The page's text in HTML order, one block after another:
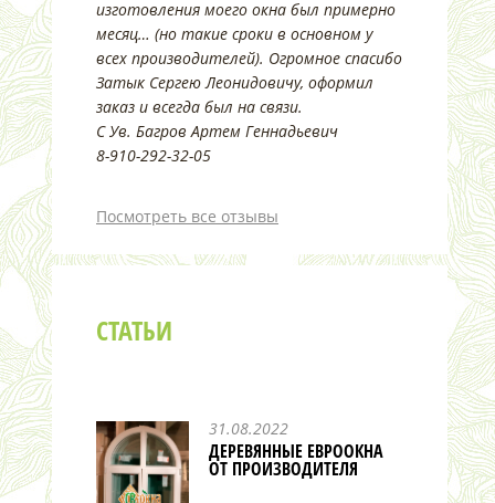
изготовления моего окна был примерно
месяц… (но такие сроки в основном у
всех производителей). Огромное спасибо
Затык Сергею Леонидовичу, оформил
заказ и всегда был на связи.
С Ув. Багров Артем Геннадьевич
8-910-292-32-05
Посмотреть все отзывы
СТАТЬИ
31.08.2022
ДЕРЕВЯННЫЕ ЕВРООКНА
ОТ ПРОИЗВОДИТЕЛЯ